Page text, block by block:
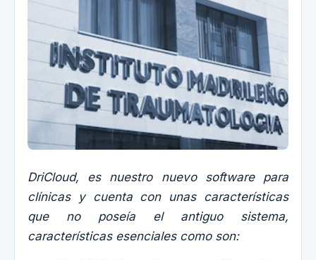
DriCloud, es nuestro nuevo software para
clínicas y cuenta con unas características
que no poseía el antiguo sistema,
características esenciales como son: